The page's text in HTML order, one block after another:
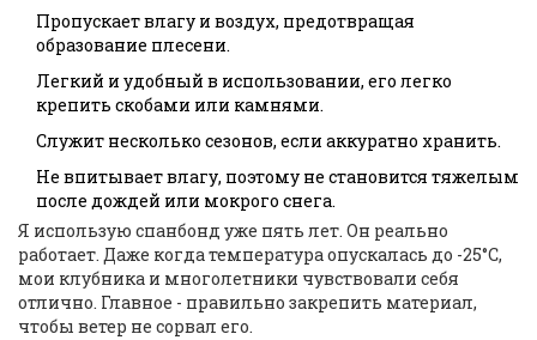
Пропускает влагу и воздух, предотвращая
образование плесени.
Легкий и удобный в использовании, его легко
крепить скобами или камнями.
Служит несколько сезонов, если аккуратно хранить.
Не впитывает влагу, поэтому не становится тяжелым
после дождей или мокрого снега.
Я использую спанбонд уже пять лет. Он реально
работает. Даже когда температура опускалась до -25°C,
мои клубника и многолетники чувствовали себя
отлично. Главное - правильно закрепить материал,
чтобы ветер не сорвал его.